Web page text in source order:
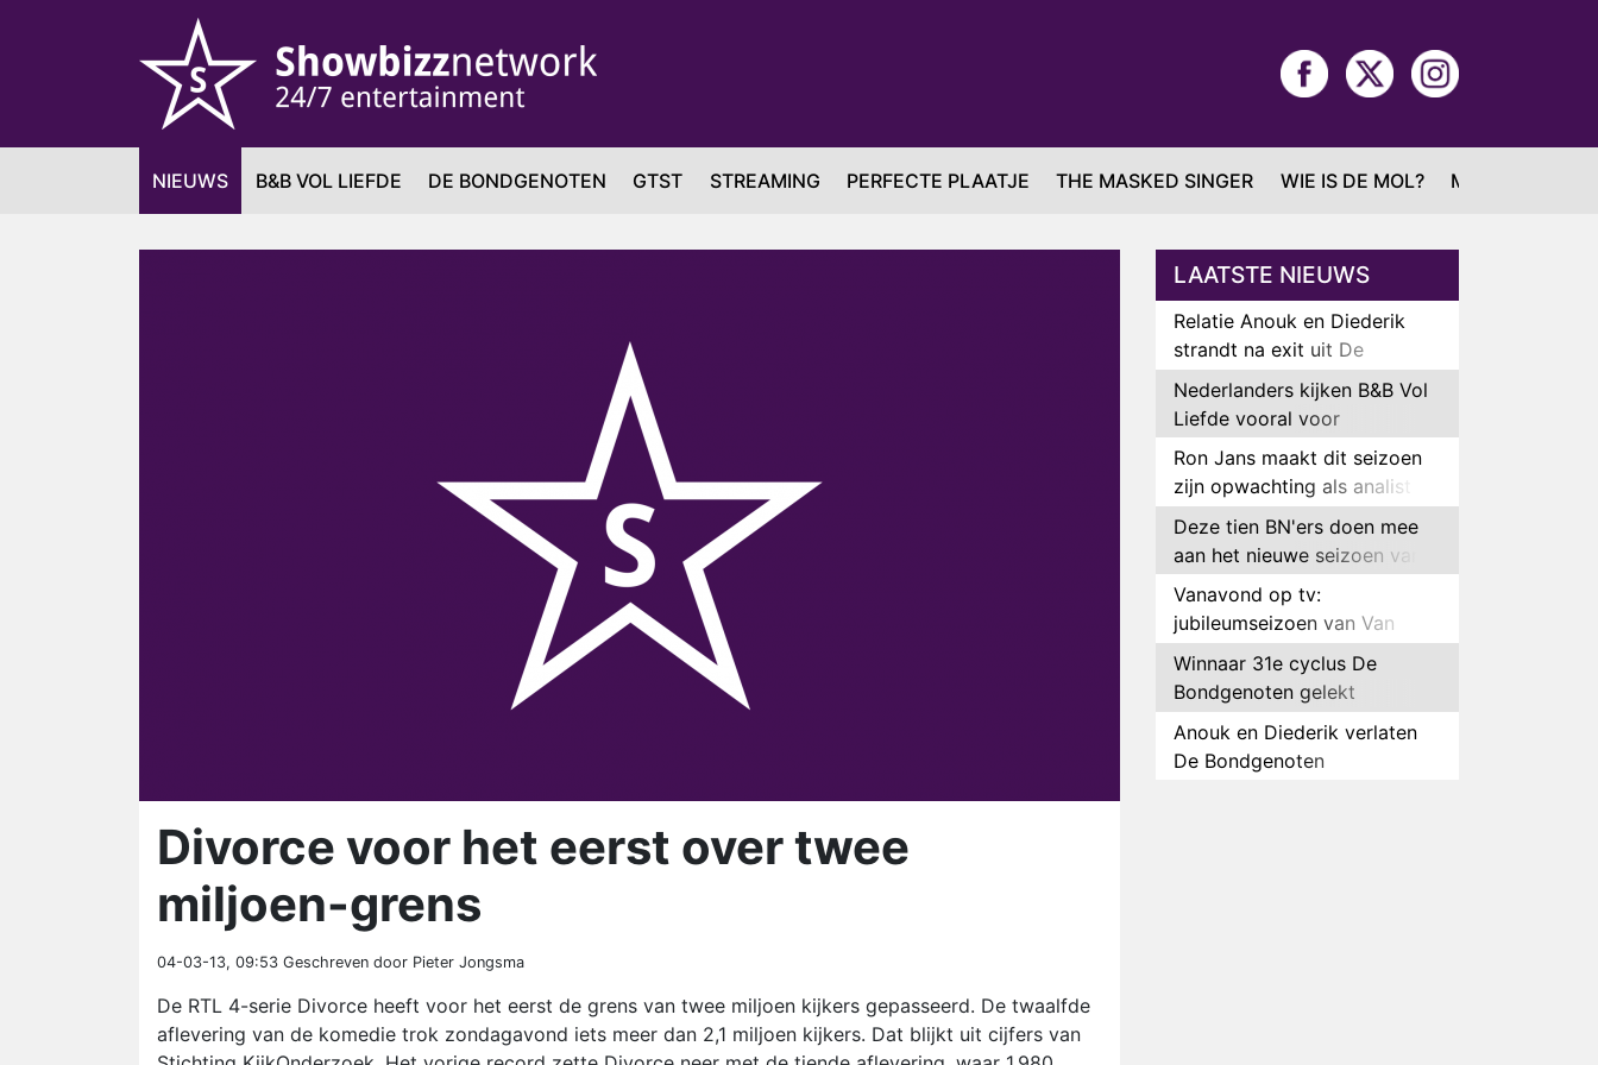
NIEUWS B&B VOL LIEFDE DE BONDGENOTEN GTST STREAMING PERFECTE PLAATJE THE MASKED SINGER WIE IS DE MOL? MAFS
Divorce voor het eerst over twee
miljoen-grens
04-03-13, 09:53 Geschreven door Pieter Jongsma
De RTL 4-serie Divorce heeft voor het eerst de grens van twee miljoen kijkers gepasseerd. De twaalfde
aflevering van de komedie trok zondagavond iets meer dan 2,1 miljoen kijkers. Dat blijkt uit cijfers van
LAATSTE NIEUWS
Relatie Anouk en Diederik
strandt na exit uit De
Bondgenoten
Nederlanders kijken B&B Vol
Liefde vooral voor
ongemakkelijke momenten
Ron Jans maakt dit seizoen
zijn opwachting als analist
Deze tien BN'ers doen mee
aan het nieuwe seizoen van
Bestemming X
Vanavond op tv:
jubileumseizoen van Van
Onschatbare Waarde gaat
van start
Winnaar 31e cyclus De
Bondgenoten gelekt
Anouk en Diederik verlaten
De Bondgenoten